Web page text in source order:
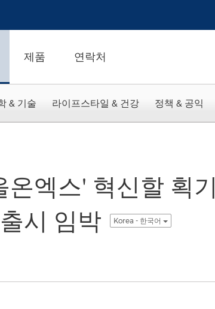
제품 연락처
& 기술 라이프스타일 & 건강 정책 & 공익
온엑스' 혁신할 획
시 임박
Korea - 한국어